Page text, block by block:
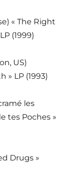
« The Right
(1999)
US)
» LP (1993)
les
tes Poches »
Drugs »